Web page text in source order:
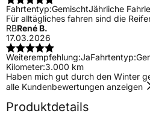
Fahrtentyp:GemischtJährliche
Für alltägliches fahren sind die
RBRené B.
17.03.2026
Weiterempfehlung:JaFahrtentyp:
Kilometer:3.000 km
Haben mich gut durch den Winter
alle Kundenbewertungen anzeigen
Produktdetails